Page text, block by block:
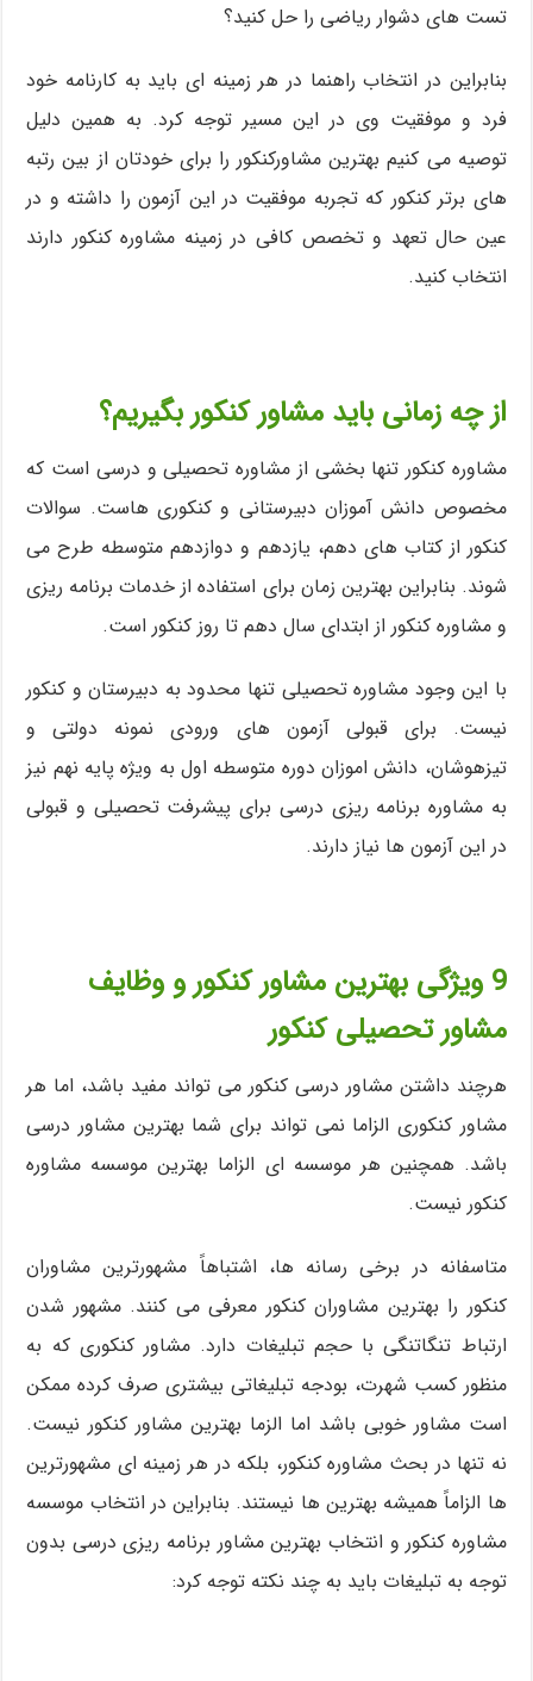
تست های دشوار ریاضی را حل کنید؟
بنابراین در انتخاب راهنما در هر زمینه ای باید به کارنامه خود
فرد و موفقیت وی در این مسیر توجه کرد. به همین دلیل
توصیه می کنیم بهترین مشاورکنکور را برای خودتان از بین رتبه
های برتر کنکور که تجربه موفقیت در این آزمون را داشته و در
عین حال تعهد و تخصص کافی در زمینه مشاوره کنکور دارند
انتخاب کنید.
از چه زمانی باید مشاور کنکور بگیریم؟
مشاوره کنکور تنها بخشی از مشاوره تحصیلی و درسی است که
مخصوص دانش آموزان دبیرستانی و کنکوری هاست. سوالات
کنکور از کتاب های دهم، یازدهم و دوازدهم متوسطه طرح می
شوند. بنابراین بهترین زمان برای استفاده از خدمات برنامه ریزی
و مشاوره کنکور از ابتدای سال دهم تا روز کنکور است.
با این وجود مشاوره تحصیلی تنها محدود به دبیرستان و کنکور
نیست. برای قبولی آزمون های ورودی نمونه دولتی و
تیزهوشان، دانش اموزان دوره متوسطه اول به ویژه پایه نهم نیز
به مشاوره برنامه ریزی درسی برای پیشرفت تحصیلی و قبولی
در این آزمون ها نیاز دارند.
9 ویژگی بهترین مشاور کنکور و وظایف
مشاور تحصیلی کنکور
هرچند داشتن مشاور درسی کنکور می تواند مفید باشد، اما هر
مشاور کنکوری الزاما نمی تواند برای شما بهترین مشاور درسی
باشد. همچنین هر موسسه ای الزاما بهترین موسسه مشاوره
کنکور نیست.
متاسفانه در برخی رسانه ها، اشتباهاً مشهورترین مشاوران
کنکور را بهترین مشاوران کنکور معرفی می کنند. مشهور شدن
ارتباط تنگاتنگی با حجم تبلیغات دارد. مشاور کنکوری که به
منظور کسب شهرت، بودجه تبلیغاتی بیشتری صرف کرده ممکن
است مشاور خوبی باشد اما الزما بهترین مشاور کنکور نیست.
نه تنها در بحث مشاوره کنکور، بلکه در هر زمینه ای مشهورترین
ها الزاماً همیشه بهترین ها نیستند. بنابراین در انتخاب موسسه
مشاوره کنکور و انتخاب بهترین مشاور برنامه ریزی درسی بدون
توجه به تبلیغات باید به چند نکته توجه کرد: